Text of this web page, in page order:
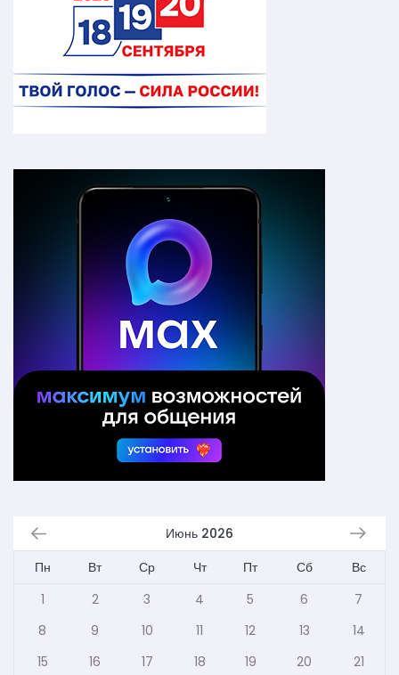
Июнь 2026
Пн
Вт Ср Чт Пт Сб
Вс
1
2 3 4 5 6
7
8
9 10 11 12 13
14
15
16 17 18 19 20
21